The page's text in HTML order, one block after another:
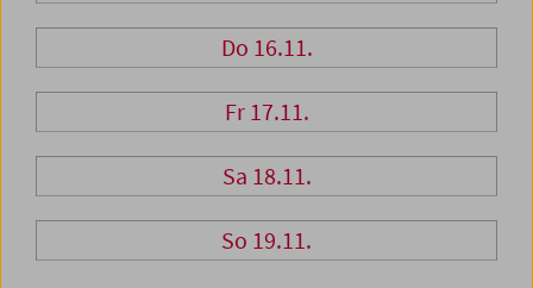
Do 16.11.
Fr 17.11.
Sa 18.11.
So 19.11.